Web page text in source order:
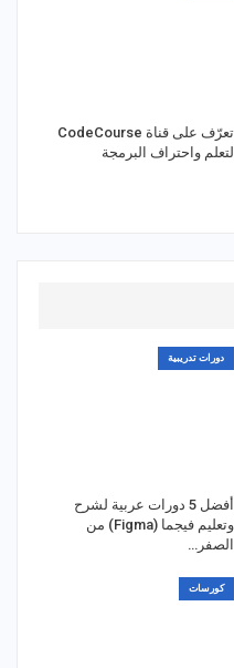
تعرّف على قناة CodeCourse
لتعلم واحتراف البرمجة
دورات تدريبية
أفضل 5 دورات عربية لشرح
وتعليم فيجما (Figma) من
الصفر…
كورسات